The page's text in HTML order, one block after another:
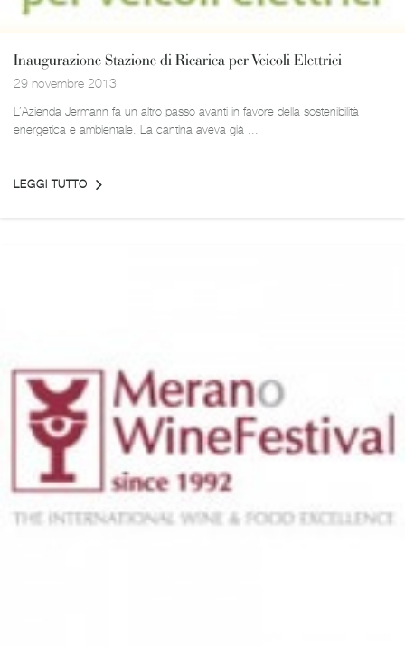
Inaugurazione Stazione di Ricarica per Veicoli Elettrici
29 novembre 2013
L’Azienda Jermann fa un altro passo avanti in favore della sostenibilità
energetica e ambientale. La cantina aveva già ...
LEGGI TUTTO